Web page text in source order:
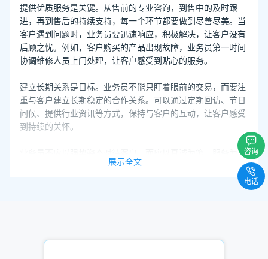
提供优质服务是关键。从售前的专业咨询，到售中的及时跟
进，再到售后的持续支持，每一个环节都要做到尽善尽美。当
客户遇到问题时，业务员要迅速响应，积极解决，让客户没有
后顾之忧。例如，客户购买的产品出现故障，业务员第一时间
协调维修人员上门处理，让客户感受到贴心的服务。
建立长期关系是目标。业务员不能只盯着眼前的交易，而要注
重与客户建立长期稳定的合作关系。可以通过定期回访、节日
问候、提供行业资讯等方式，保持与客户的互动，让客户感受
到持续的关怀。
墨，书写与客户合作的美好篇章，这样才能真正留住客户，实
展示全文
咨询
电话